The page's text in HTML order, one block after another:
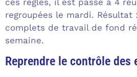
regroupées le mardi. Résultat
complets de travail de fond
semaine.
Reprendre le contrôle des